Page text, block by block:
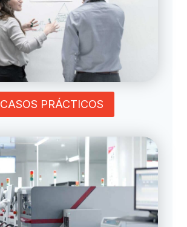
CASOS PRÁCTICOS